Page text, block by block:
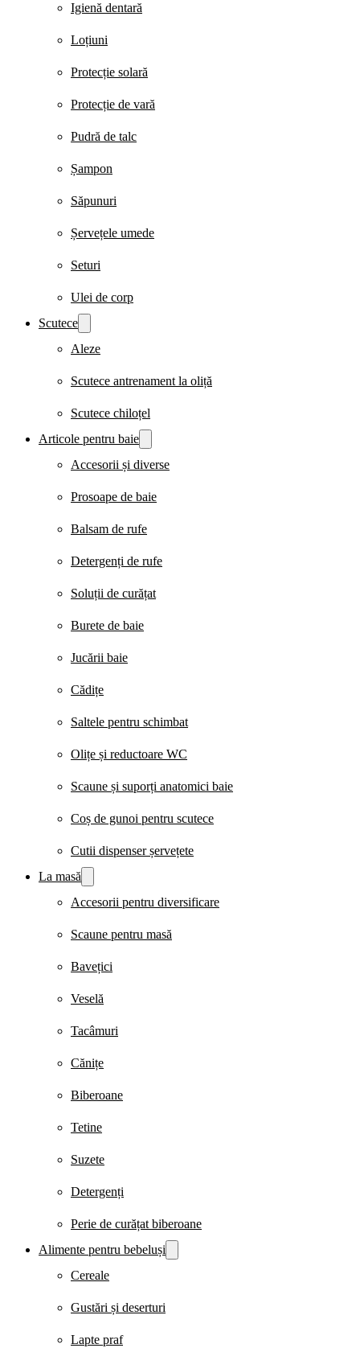
Igienă dentară
Loțiuni
Protecție solară
Protecție de vară
Pudră de talc
Șampon
Săpunuri
Șervețele umede
Seturi
Ulei de corp
Scutece
Aleze
Scutece antrenament la oliță
Scutece chiloțel
Articole pentru baie
Accesorii și diverse
Prosoape de baie
Balsam de rufe
Detergenți de rufe
Soluții de curățat
Burete de baie
Jucării baie
Cădițe
Saltele pentru schimbat
Olițe și reductoare WC
Scaune și suporți anatomici baie
Coș de gunoi pentru scutece
Cutii dispenser șervețete
La masă
Accesorii pentru diversificare
Scaune pentru masă
Bavețici
Veselă
Tacâmuri
Cănițe
Biberoane
Tetine
Suzete
Detergenți
Perie de curățat biberoane
Alimente pentru bebeluși
Cereale
Gustări și deserturi
Lapte praf